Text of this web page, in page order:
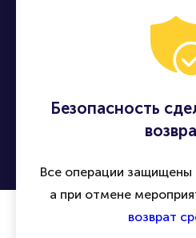
Безопасность
Все операции защищены
а при отмене
возврат